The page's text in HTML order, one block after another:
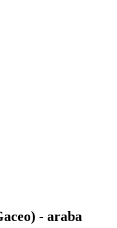
- araba